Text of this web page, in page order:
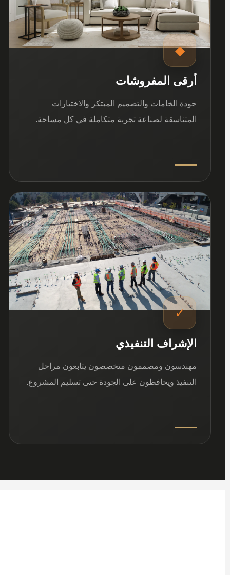
◆
أرقى المفروشات
جودة الخامات والتصميم المبتكر والاختيارات
المتناسقة لصناعة تجربة متكاملة في كل مساحة.
03
✓
الإشراف التنفيذي
مهندسون ومصممون متخصصون يتابعون مراحل
التنفيذ ويحافظون على الجودة حتى تسليم المشروع.